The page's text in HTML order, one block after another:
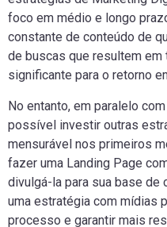
foco em médio e longo
constante de conteúdo de
de buscas que resultem
significante para o retorno
No entanto, em paralelo
possível investir outras
mensurável nos primeiros
fazer uma Landing Page
divulgá-la para sua base
uma estratégia com mídias
processo e garantir mais